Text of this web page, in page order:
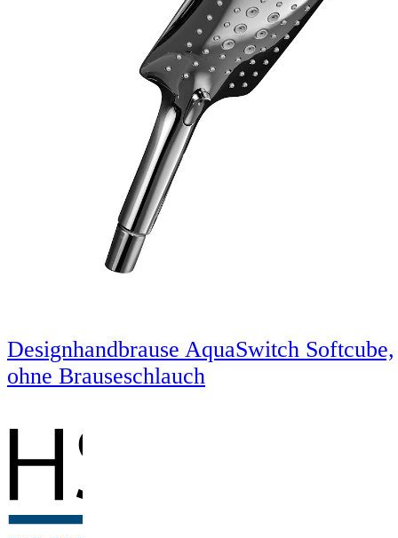
Designhandbrause AquaSwitch Softcube,
ohne Brauseschlauch